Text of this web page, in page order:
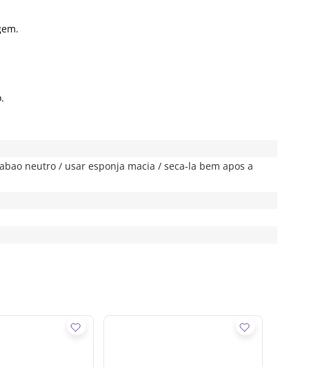
neutro / usar esponja macia / seca-la bem apos a